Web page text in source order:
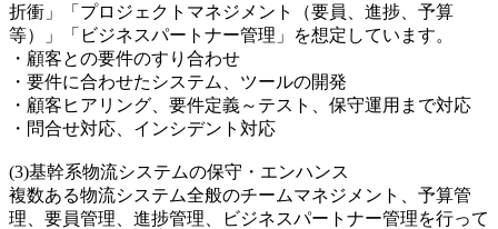
折衝」「プロジェクトマネジメント（要員、進捗、予算
等）」「ビジネスパートナー管理」を想定しています。
・顧客との要件のすり合わせ
・要件に合わせたシステム、ツールの開発
・顧客ヒアリング、要件定義～テスト、保守運用まで対応
・問合せ対応、インシデント対応
(3)基幹系物流システムの保守・エンハンス
複数ある物流システム全般のチームマネジメント、予算管
理、要員管理、進捗管理、ビジネスパートナー管理を行って